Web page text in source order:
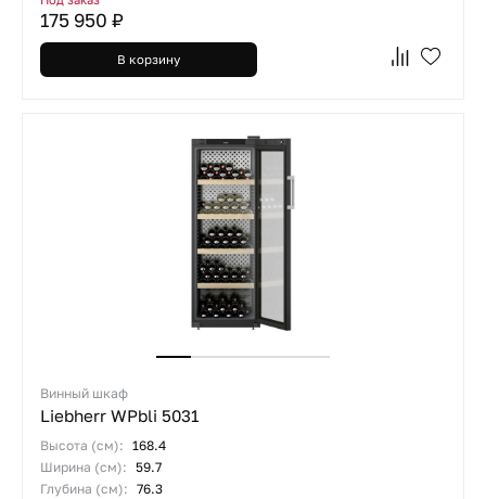
175 950 ₽
В корзину
Винный шкаф
Liebherr WPbli 5031
Высота (см): 168.4
Ширина (см): 59.7
Глубина (см): 76.3